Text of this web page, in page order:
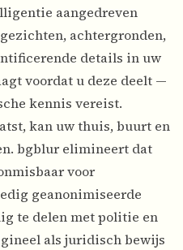
aangedreven
achtergronden,
details in uw
voordat u deze deelt —
kennis vereist.
kan uw thuis, buurt en
bgblur elimineert dat
voor
geanonimiseerde
te delen met politie en
als juridisch bewijs